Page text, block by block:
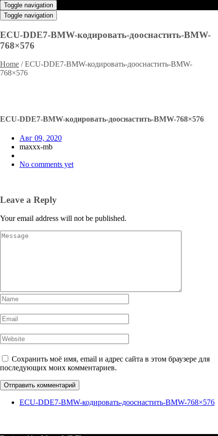
Toggle navigation
Toggle navigation
ECU-DDE7-BMW-кодировать-дооснастить-BMW-
768×576
Home / ECU-DDE7-BMW-кодировать-дооснастить-BMW-
768×576
ECU-DDE7-BMW-кодировать-дооснастить-BMW-768×576
Авг 09, 2020
maxxx-mb
No comments yet
Leave a Reply
Your email address will not be published.
Сохранить моё имя, email и адрес сайта в этом браузере для
последующих моих комментариев.
ECU-DDE7-BMW-кодировать-дооснастить-BMW-768×576